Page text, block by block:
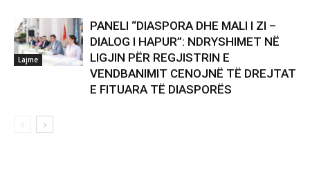
Lajme
PANELI “DIASPORA DHE MALI I ZI –
DIALOG I HAPUR”: NDRYSHIMET NË
LIGJIN PËR REGJISTRIN E
VENDBANIMIT CENOJNË TË DREJTAT
E FITUARA TË DIASPORËS